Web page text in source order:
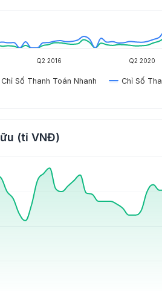
Chỉ Số Thanh Toán Nhanh Chỉ Số
Q2 2016 Q2 2020
(tỉ VNĐ)